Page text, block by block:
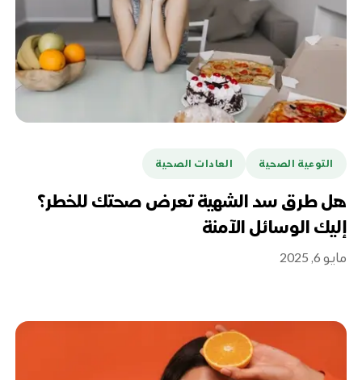
التوعية الصحية العادات الصحية
هل طرق سد الشهية تعرض صحتك للخطر؟
إليك الوسائل الآمنة
مايو 6, 2025